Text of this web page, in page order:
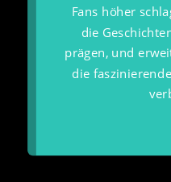
Fans höher
die
prägen, und
die